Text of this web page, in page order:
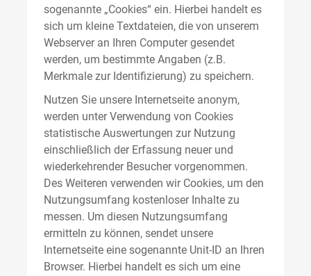
sogenannte „Cookies“ ein. Hierbei handelt es
sich um kleine Textdateien, die von unserem
Webserver an Ihren Computer gesendet
werden, um bestimmte Angaben (z.B.
Merkmale zur Identifizierung) zu speichern.
Nutzen Sie unsere Internetseite anonym,
werden unter Verwendung von Cookies
statistische Auswertungen zur Nutzung
einschließlich der Erfassung neuer und
wiederkehrender Besucher vorgenommen.
Des Weiteren verwenden wir Cookies, um den
Nutzungsumfang kostenloser Inhalte zu
messen. Um diesen Nutzungsumfang
ermitteln zu können, sendet unsere
Internetseite eine sogenannte Unit-ID an Ihren
Browser. Hierbei handelt es sich um eine